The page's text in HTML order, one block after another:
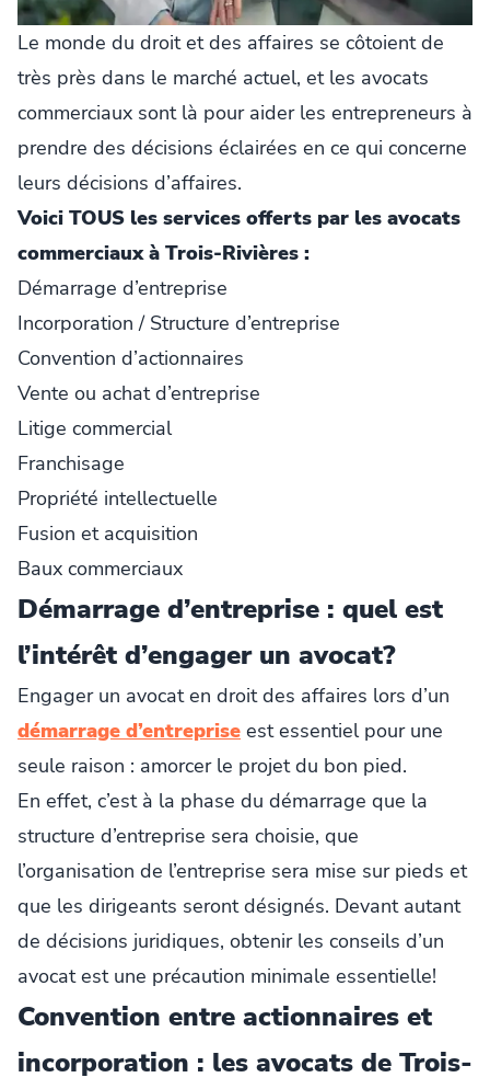
Le monde du droit et des affaires se côtoient de
très près dans le marché actuel, et les avocats
commerciaux sont là pour aider les entrepreneurs à
prendre des décisions éclairées en ce qui concerne
leurs décisions d’affaires.
Voici TOUS les services offerts par les avocats
commerciaux à Trois-Rivières :
Démarrage d’entreprise
Incorporation / Structure d’entreprise
Convention d’actionnaires
Vente ou achat d’entreprise
Litige commercial
Franchisage
Propriété intellectuelle
Fusion et acquisition
Baux commerciaux
Démarrage d’entreprise : quel est
l’intérêt d’engager un avocat?
Engager un avocat en droit des affaires lors d’un
démarrage d’entreprise est essentiel pour une
seule raison : amorcer le projet du bon pied.
En effet, c’est à la phase du démarrage que la
structure d’entreprise sera choisie, que
l’organisation de l’entreprise sera mise sur pieds et
que les dirigeants seront désignés. Devant autant
de décisions juridiques, obtenir les conseils d’un
avocat est une précaution minimale essentielle!
Convention entre actionnaires et
incorporation : les avocats de Trois-